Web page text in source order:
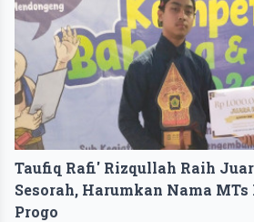
Taufiq Rafi' Rizqullah Raih
Sesorah, Harumkan Nama
Progo